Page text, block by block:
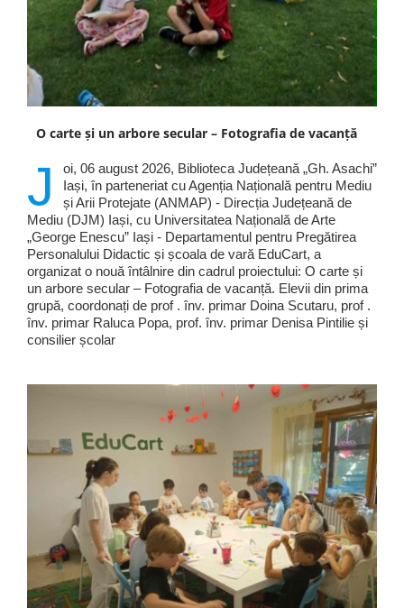
O carte și un arbore secular – Fotografia de vacanță
J
oi, 06 august 2026, Biblioteca Județeană „Gh. Asachi”
Iași, în parteneriat cu Agenția Națională pentru Mediu
și Arii Protejate (ANMAP) - Direcția Județeană de
Mediu (DJM) Iași, cu Universitatea Națională de Arte
„George Enescu” Iași - Departamentul pentru Pregătirea
Personalului Didactic și școala de vară EduCart, a
organizat o nouă întâlnire din cadrul proiectului: O carte și
un arbore secular – Fotografia de vacanță. Elevii din prima
grupă, coordonați de prof . înv. primar Doina Scutaru, prof .
înv. primar Raluca Popa, prof. înv. primar Denisa Pintilie și
consilier școlar